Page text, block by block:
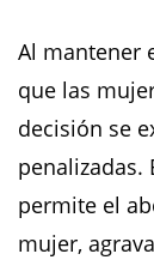
Al mantener
que las
decisión se
penalizadas.
permite el
mujer,